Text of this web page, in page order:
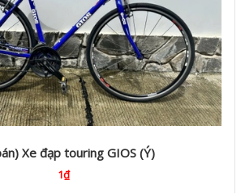
Xe đạp touring GIOS (Ý)
1₫